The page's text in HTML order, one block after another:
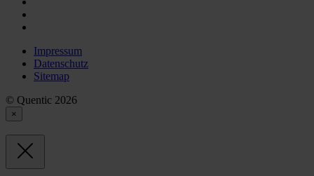
Impressum
Datenschutz
Sitemap
© Quentic 2026
×